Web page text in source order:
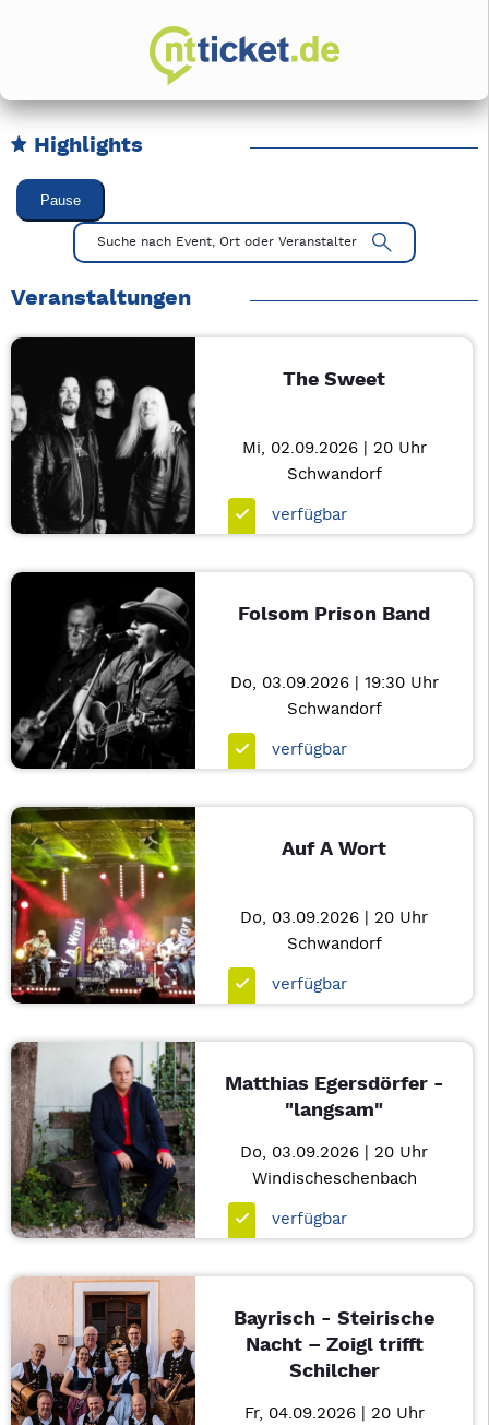
Highlights
Karussell Veranstaltungen überspringen
Pause
Mit Tab zu den Steuerelementen wechseln. Mit Pfeiltasten
Suche nach Event, Ort oder Veranstalter
Veranstaltungen
The Sweet
Mi, 02.09.2026 | 20 Uhr
Schwandorf
verfügbar
Folsom Prison Band
Do, 03.09.2026 | 19:30 Uhr
Schwandorf
verfügbar
Auf A Wort
Do, 03.09.2026 | 20 Uhr
Schwandorf
verfügbar
Matthias Egersdörfer -
"langsam"
Do, 03.09.2026 | 20 Uhr
Windischeschenbach
verfügbar
Bayrisch - Steirische
Nacht – Zoigl trifft
Schilcher
Fr, 04.09.2026 | 20 Uhr